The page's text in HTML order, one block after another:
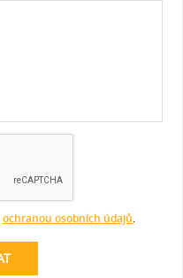
ochranou osobních údajů